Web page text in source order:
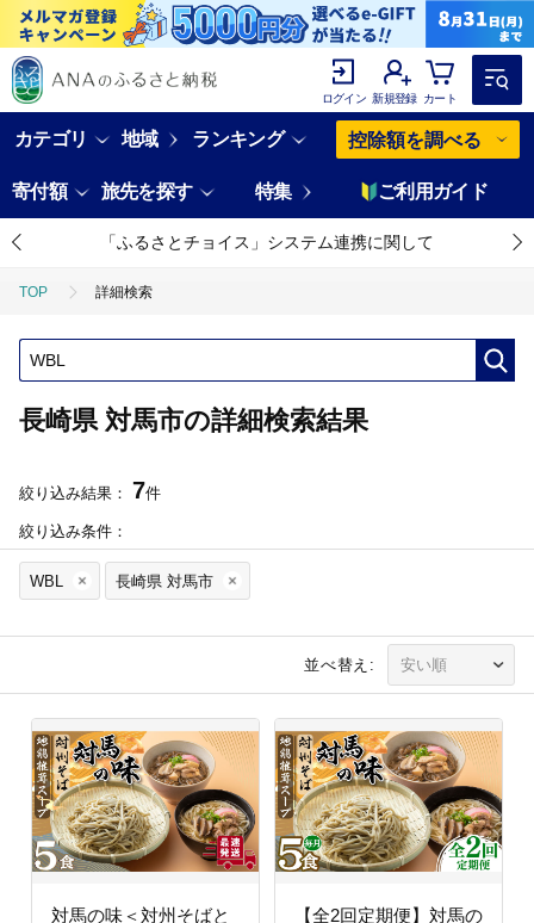
ログイン 新規登録 カート
カテゴリ 地域 ランキング 控除額を調べる
寄付額 旅先を探す 特集 ご利用ガイド
「ふるさとチョイス」システム連携に関して
TOP 詳細検索
長崎県 対馬市の詳細検索結果
絞り込み結果： 7件
絞り込み条件：
WBL 長崎県 対馬市
並べ替え:
対馬の味＜対州そばと
【全2回定期便】対馬の